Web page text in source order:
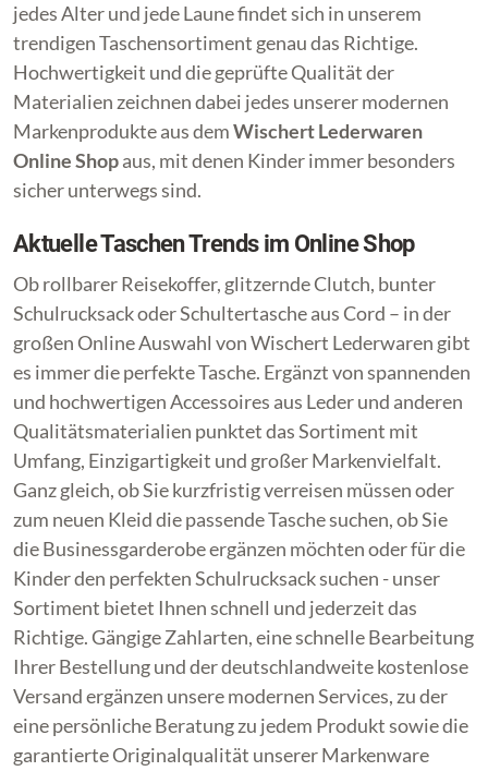
jedes Alter und jede Laune findet sich in unserem
trendigen Taschensortiment genau das Richtige.
Hochwertigkeit und die geprüfte Qualität der
Materialien zeichnen dabei jedes unserer modernen
Markenprodukte aus demWischert Lederwaren
Online Shopaus, mit denen Kinder immer besonders
sicher unterwegs sind.
Aktuelle Taschen Trends im Online Shop
Ob rollbarer Reisekoffer, glitzernde Clutch, bunter
Schulrucksack oder Schultertasche aus Cord – in der
großen Online Auswahl von Wischert Lederwaren gibt
es immer die perfekte Tasche. Ergänzt von spannenden
und hochwertigen Accessoires aus Leder und anderen
Qualitätsmaterialien punktet das Sortiment mit
Umfang, Einzigartigkeit und großer Markenvielfalt.
Ganz gleich, ob Sie kurzfristig verreisen müssen oder
zum neuen Kleid die passende Tasche suchen, ob Sie
die Businessgarderobe ergänzen möchten oder für die
Kinder den perfekten Schulrucksack suchen - unser
Sortiment bietet Ihnen schnell und jederzeit das
Richtige. Gängige Zahlarten, eine schnelle Bearbeitung
Ihrer Bestellung und der deutschlandweite kostenlose
Versand ergänzen unsere modernen Services, zu der
eine persönliche Beratung zu jedem Produkt sowie die
garantierte Originalqualität unserer Markenware